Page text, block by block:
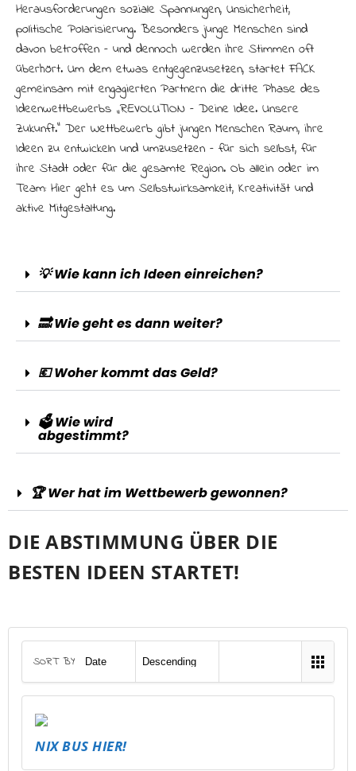
Herausforderungen: soziale Spannungen, Unsicherheit,
politische Polarisierung. Besonders junge Menschen sind
davon betroffen – und dennoch werden ihre Stimmen oft
überhört. Um dem etwas entgegenzusetzen, startet FACK
gemeinsam mit engagierten Partnern die dritte Phase des
Ideenwettbewerbs „R:EVOLUTION – Deine Idee. Unsere
Zukunft.“ Der Wettbewerb gibt jungen Menschen Raum, ihre
Ideen zu entwickeln und umzusetzen – für sich selbst, für
ihre Stadt oder für die gesamte Region. Ob allein oder im
Team: Hier geht es um Selbstwirksamkeit, Kreativität und
aktive Mitgestaltung.
💡 Wie kann ich Ideen einreichen?
🔜 Wie geht es dann weiter?
💶 Woher kommt das Geld?
🗳️ Wie wird
abgestimmt?
🏆 Wer hat im Wettbewerb gewonnen?
DIE ABSTIMMUNG ÜBER DIE
BESTEN IDEEN STARTET!
SORT BY
NIX BUS HIER!